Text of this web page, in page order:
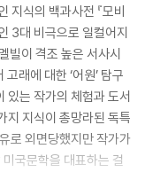
지식의 백과사전 『모비
인 3대 비극으로 일컬어지
빌이 격조 높은 서사시
고래에 대한 ‘어원’ 탐구
있는 작가의 체험과 도서
지 지식이 총망라된 독특
로 외면당했지만 작가가
국문학을 대표하는 걸